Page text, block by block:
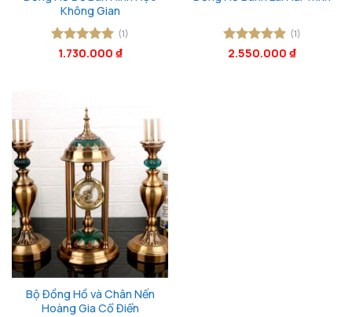
Không Gian
Được xếp
(1)
1.730.000 ₫
Được xếp
(1)
2.550.000 ₫
Bộ Đồng Hồ và Chân Nến
Hoàng Gia Cổ Điển